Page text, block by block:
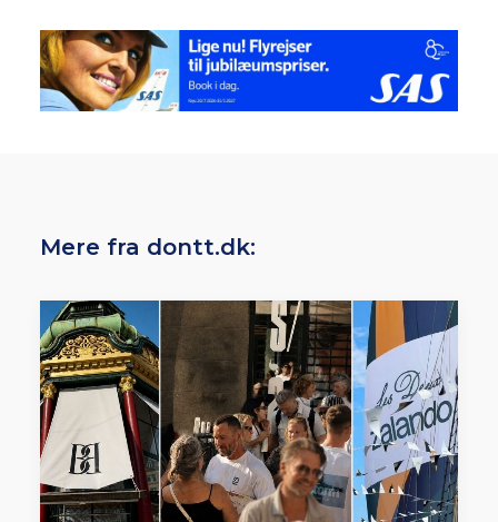
Mere fra dontt.dk: